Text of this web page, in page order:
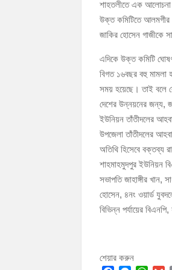
চাঁদপুর পৌরসভার
কচুয়ায় পৃথক
শাহতলীতে এক আলোচনা
উক্ত কমিটিতে আলমগীর
জাকির হোসেন গাজীকে
এদিকে উক্ত কমিটি
বিগত ১৬বছর বহু মামলা
সময় হয়েছে। তাই বলে
দেশের উন্নয়নের জন্য,
ইউনিয়ন তাঁতীদলের
উপজেলা তাঁতীদলের
অতিথি হিসেবে বক্তব্য
শাহমাহমুদপুর ইউনিয়ন
সভাপতি জাহাঙ্গীর
হোসেন, ৪নং ওয়ার্ড
বিভিন্ন পর্যায়ের
শেয়ার করুন